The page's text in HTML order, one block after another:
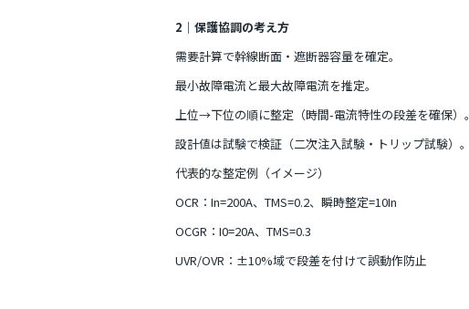
2｜保護協調の考え方
需要計算で幹線断面・遮断器容量を確定。
最小故障電流と最大故障電流を推定。
上位→下位の順に整定（時間-電流特性の段差を確保）。
設計値は試験で検証（二次注入試験・トリップ試験）。
代表的な整定例（イメージ）
OCR：In=200A、TMS=0.2、瞬時整定=10In
OCGR：I0=20A、TMS=0.3
UVR/OVR：±10%域で段差を付けて誤動作防止